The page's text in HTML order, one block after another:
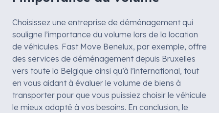
Choisissez une entreprise de déménagement qui
souligne l’importance du volume lors de la location
de véhicules. Fast Move Benelux, par exemple, offre
des services de déménagement depuis Bruxelles
vers toute la Belgique ainsi qu’à l’international, tout
en vous aidant à évaluer le volume de biens à
transporter pour que vous puissiez choisir le véhicule
le mieux adapté à vos besoins. En conclusion, le